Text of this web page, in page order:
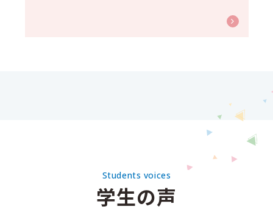
Students voices
学生の声